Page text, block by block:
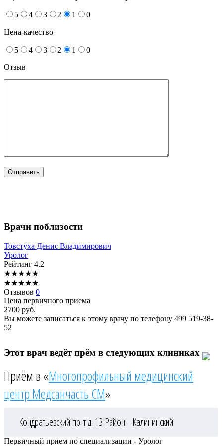
5 4 3 2 1 0
Цена-качество
5 4 3 2 1
0
Отзыв
Врачи поблизости
Товстуха Денис Владимирович
Уролог
Рейтинг 4.2
★★★★★
★★★★★
Отзывов 0
Цена первичного приема
2700 руб.
Вы можете записаться к этому врачу по телефону 499 519-38-
52
Этот врач ведёт прём в следующих клиниках
Приём в «Многопрофильный медицинский
центр Медсанчасть СМ»
Кондратьевский пр-т д. 13 Район - Калининский
Первичный прием по специализации - Уролог